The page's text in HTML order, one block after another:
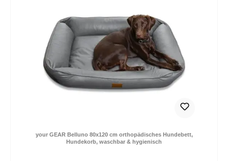
your GEAR Belluno 80x120 cm orthopädisches Hundebett,
Hundekorb, waschbar & hygienisch